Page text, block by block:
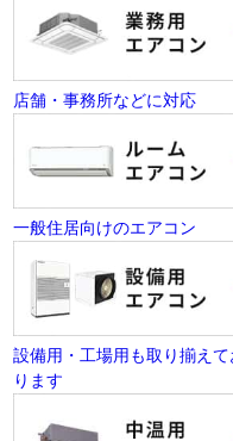
店舗・事務所などに対応
一般住居向けのエアコン
設備用・工場用も取り揃えて
ります